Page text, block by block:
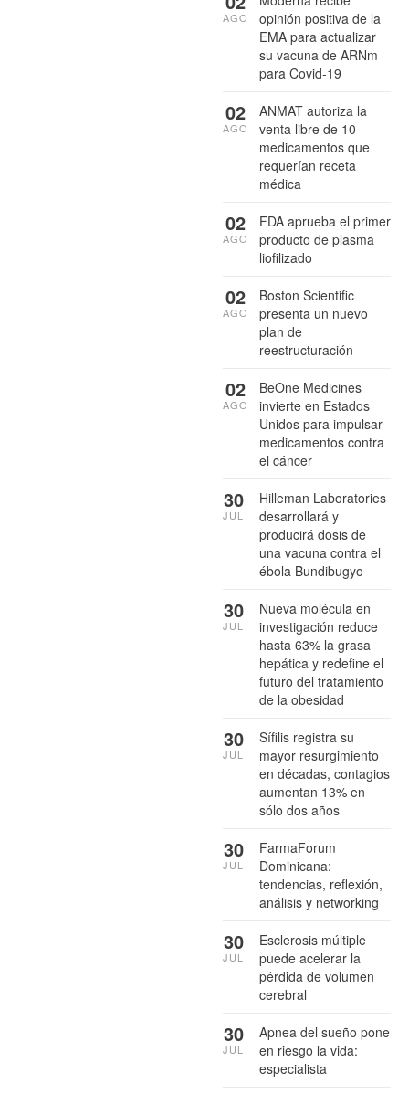
opinión positiva de la
EMA para actualizar
su vacuna de ARNm
para Covid-19
AGO
ANMAT autoriza la
venta libre de 10
medicamentos que
requerían receta
médica
02
AGO
FDA aprueba el primer
producto de plasma
liofilizado
02
AGO
Boston Scientific
presenta un nuevo
plan de
reestructuración
02
AGO
BeOne Medicines
invierte en Estados
Unidos para impulsar
medicamentos contra
el cáncer
02
AGO
Hilleman Laboratories
desarrollará y
producirá dosis de
una vacuna contra el
ébola Bundibugyo
30
JUL
Nueva molécula en
investigación reduce
hasta 63% la grasa
hepática y redefine el
futuro del tratamiento
de la obesidad
30
JUL
Sífilis registra su
mayor resurgimiento
en décadas, contagios
aumentan 13% en
sólo dos años
30
JUL
FarmaForum
Dominicana:
tendencias, reflexión,
análisis y networking
30
JUL
Esclerosis múltiple
puede acelerar la
pérdida de volumen
cerebral
30
JUL
Apnea del sueño pone
en riesgo la vida:
especialista
30
JUL